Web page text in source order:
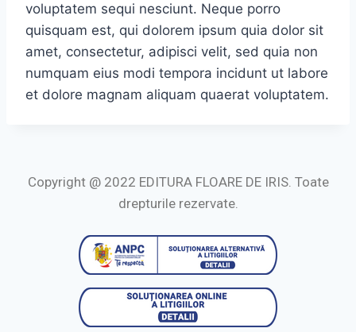
voluptatem sequi nesciunt. Neque porro
quisquam est, qui dolorem ipsum quia dolor sit
amet, consectetur, adipisci velit, sed quia non
numquam eius modi tempora incidunt ut labore
et dolore magnam aliquam quaerat voluptatem.
Copyright @ 2022 EDITURA FLOARE DE IRIS. Toate
drepturile rezervate.